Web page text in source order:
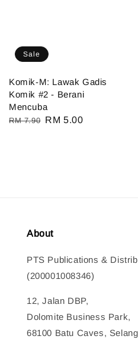
Sale
Komik-M: Lawak Gadis
Komik #2 - Berani
Mencuba
Regular
RM 7.90 Sale
RM 5.00
About
PTS Publications &
(200001008346)
12, Jalan DBP,
Dolomite Business Park,
68100 Batu Caves,